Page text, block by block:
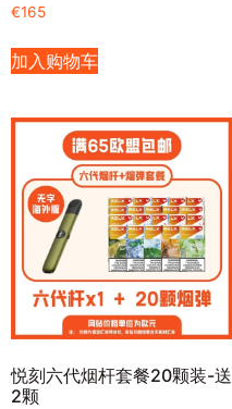
€165
加入购物车
悦刻六代烟杆套餐20颗装-送
2颗